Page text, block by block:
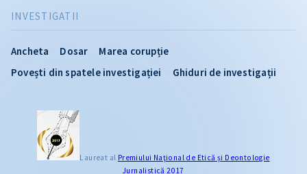
INVESTIGATII
Ancheta Dosar
Marea corupție
Povești din spatele investigației
Ghiduri de investigații
Laureat al Premiului Naţional de Etică și Deontologie
Jurnalistică 2017